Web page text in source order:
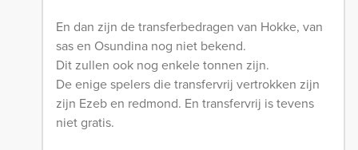
En dan zijn de transferbedragen van Hokke, van
sas en Osundina nog niet bekend.
Dit zullen ook nog enkele tonnen zijn.
De enige spelers die transfervrij vertrokken zijn
zijn Ezeb en redmond. En transfervrij is tevens
niet gratis.